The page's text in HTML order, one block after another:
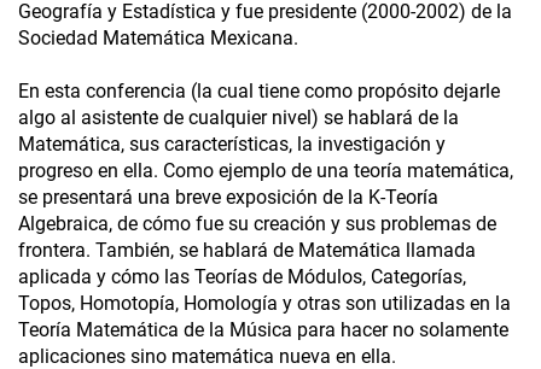
Geografía y Estadística y fue presidente (2000-2002) de la
Sociedad Matemática Mexicana.
En esta conferencia (la cual tiene como propósito dejarle
algo al asistente de cualquier nivel) se hablará de la
Matemática, sus características, la investigación y
progreso en ella. Como ejemplo de una teoría matemática,
se presentará una breve exposición de la K-Teoría
Algebraica, de cómo fue su creación y sus problemas de
frontera. También, se hablará de Matemática llamada
aplicada y cómo las Teorías de Módulos, Categorías,
Topos, Homotopía, Homología y otras son utilizadas en la
Teoría Matemática de la Música para hacer no solamente
aplicaciones sino matemática nueva en ella.